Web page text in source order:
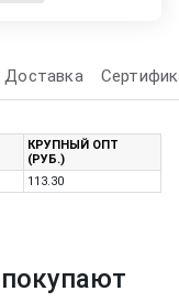
Доставка
КРУПНЫЙ ОПТ
(РУБ.)
113.30